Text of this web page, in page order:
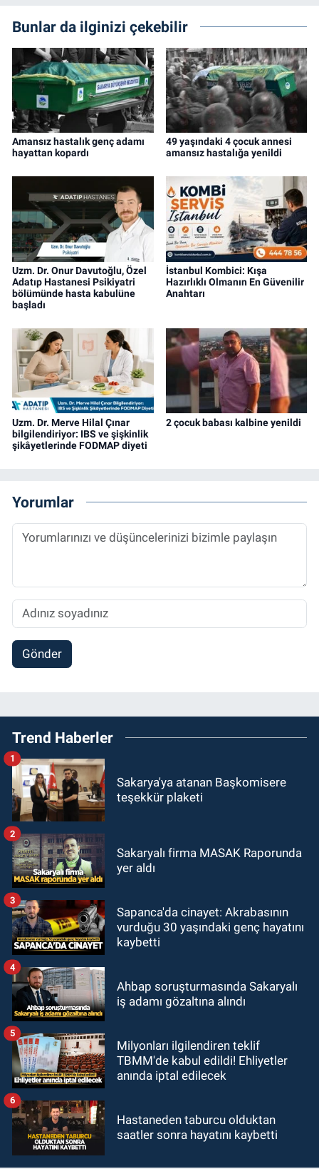
Bunlar da ilginizi çekebilir
Amansız hastalık genç adamı
hayattan kopardı
49 yaşındaki 4 çocuk annesi
amansız hastalığa yenildi
Uzm. Dr. Onur Davutoğlu, Özel
Adatıp Hastanesi Psikiyatri
bölümünde hasta kabulüne
başladı
İstanbul Kombici: Kışa
Hazırlıklı Olmanın En Güvenilir
Anahtarı
Uzm. Dr. Merve Hilal Çınar
bilgilendiriyor: IBS ve şişkinlik
şikâyetlerinde FODMAP diyeti
2 çocuk babası kalbine yenildi
Yorumlar
Gönder
Trend Haberler
Sakarya'ya atanan Başkomisere
teşekkür plaketi
1
Sakaryalı firma MASAK Raporunda
yer aldı
2
Sapanca'da cinayet: Akrabasının
vurduğu 30 yaşındaki genç hayatını
kaybetti
3
Ahbap soruşturmasında Sakaryalı
iş adamı gözaltına alındı
4
Milyonları ilgilendiren teklif
TBMM'de kabul edildi! Ehliyetler
anında iptal edilecek
5
Hastaneden taburcu olduktan
saatler sonra hayatını kaybetti
6